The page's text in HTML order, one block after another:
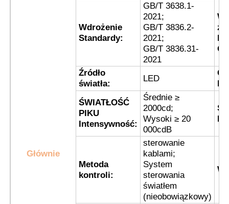
Kontrola jakości
Skontaktuj się z nami
Poprosić o wycenę
Oświetlenie przeciwwybuchowe
Głównie
Wdrożenie
Standardy:
GB/T 3638.1-
2021;
GB/T 3836.2-
2021;
GB/T 3836.31-
2021
Źródło
światła:
LED
ŚWIATŁOŚĆ
PIKU
Intensywność:
Średnie ≥
2000cd;
Wysoki ≥ 20
000cdB
Metoda
kontroli:
sterowanie
kablami;
System
sterowania
światłem
(nieobowiązkowy)